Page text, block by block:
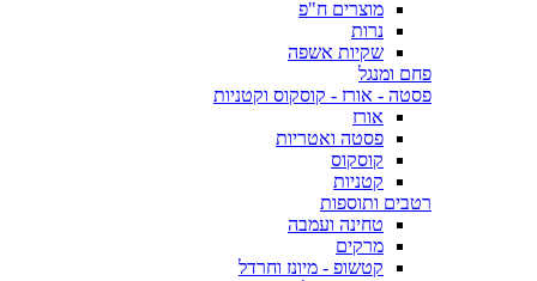
מוצרים ח"פ
נרות
שקיות אשפה
פחם ומנגל
פסטה - אורז - קוסקוס וקטניות
אורז
פסטה ואטריות
קוסקוס
קטניות
רטבים ותוספות
טחינה ועמבה
מרקים
קטשופ - מיונז וחרדל